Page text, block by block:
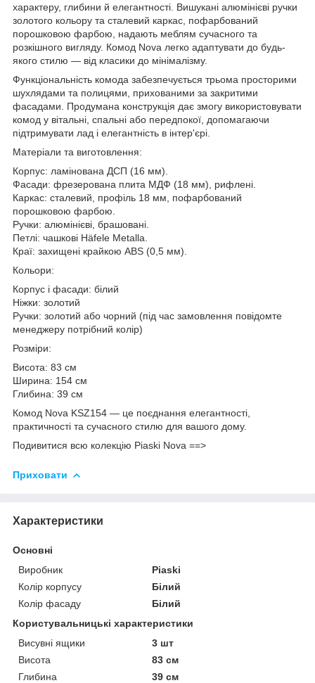
характеру, глибини й елегантності. Вишукані алюмінієві ручки
золотого кольору та сталевий каркас, пофарбований
порошковою фарбою, надають меблям сучасного та
розкішного вигляду. Комод Nova легко адаптувати до будь-
якого стилю — від класики до мінімалізму.
Функціональність комода забезпечується трьома просторими
шухлядами та полицями, прихованими за закритими
фасадами. Продумана конструкція дає змогу використовувати
комод у вітальні, спальні або передпокої, допомагаючи
підтримувати лад і елегантність в інтер'єрі.
Матеріали та виготовлення:
Корпус: ламінована ДСП (16 мм).
Фасади: фрезерована плита МДФ (18 мм), рифлені.
Каркас: сталевий, профіль 18 мм, пофарбований
порошковою фарбою.
Ручки: алюмінієві, брашовані.
Петлі: чашкові Häfele Metalla.
Краї: захищені крайкою ABS (0,5 мм).
Кольори:
Корпус і фасади: білий
Ніжки: золотий
Ручки: золотий або чорний (під час замовлення повідомте
менеджеру потрібний колір)
Розміри:
Висота: 83 см
Ширина: 154 см
Глибина: 39 см
Комод Nova KSZ154 — це поєднання елегантності,
практичності та сучасного стилю для вашого дому.
Подивитися всю колекцію Piaski Nova ==>
Приховати
Характеристики
Основні
Виробник
Piaski
Колір корпусу
Білий
Колір фасаду
Білий
Користувальницькі характеристики
Висувні ящики
3 шт
Висота
83 см
Глибина
39 см